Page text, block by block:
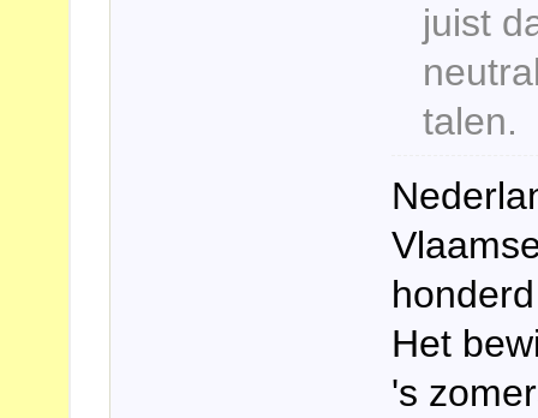
juist
talen.
Het
's